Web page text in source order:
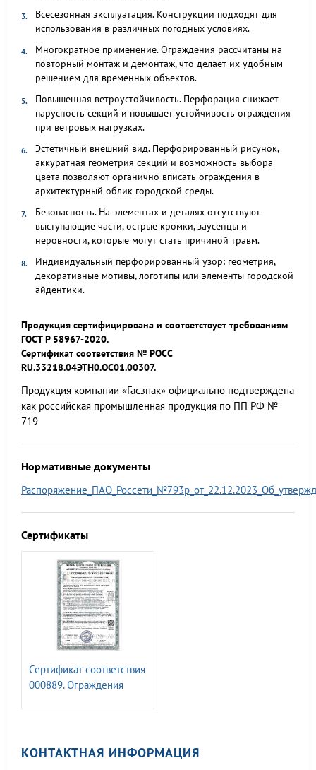
Всесезонная эксплуатация. Конструкции подходят для
использования в различных погодных условиях.
Многократное применение. Ограждения рассчитаны на
повторный монтаж и демонтаж, что делает их удобным
решением для временных объектов.
Повышенная ветроустойчивость. Перфорация снижает
парусность секций и повышает устойчивость ограждения
при ветровых нагрузках.
Эстетичный внешний вид. Перфорированный рисунок,
аккуратная геометрия секций и возможность выбора
цвета позволяют органично вписать ограждения в
архитектурный облик городской среды.
Безопасность. На элементах и деталях отсутствуют
выступающие части, острые кромки, заусенцы и
неровности, которые могут стать причиной травм.
Индивидуальный перфорированный узор: геометрия,
декоративные мотивы, логотипы или элементы городской
айдентики.
Продукция сертифицирована и соответствует требованиям
ГОСТ Р 58967-2020.
Сертификат соответствия № РОСС
RU.33218.04ЭТН0.ОС01.00307.
Продукция компании «Гасзнак» официально подтверждена
как российская промышленная продукция по ПП РФ №
719
Нормативные документы
Сертификаты
Сертификат соответствия
000889. Ограждения
КОНТАКТНАЯ ИНФОРМАЦИЯ